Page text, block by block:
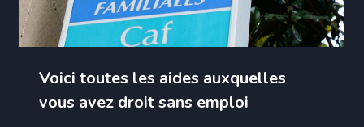
Voici toutes les aides auxquelles
vous avez droit sans emploi